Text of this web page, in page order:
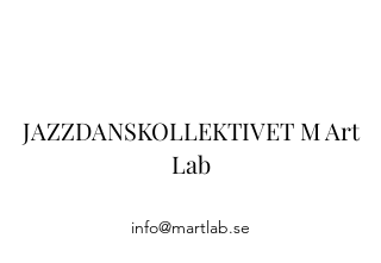
JAZZDANSKOLLEKTIVET M Art
Lab
info@martlab.se